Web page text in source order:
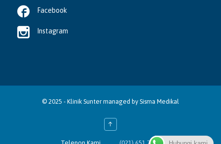
 Facebook
 Instagram
© 2025 - Klinik Suntermanaged by Sisma Medikal
↑